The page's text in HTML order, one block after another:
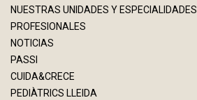
NUESTRAS UNIDADES Y ESPECIALIDADES
PROFESIONALES
NOTICIAS
PASSI
CUIDA&CRECE
PEDIÀTRICS LLEIDA